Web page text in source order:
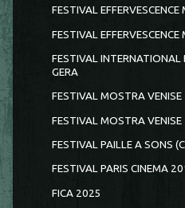
FESTIVAL
FESTIVAL
FESTIVAL INTERNATIONAL
GERA
FESTIVAL MOSTRA
FESTIVAL MOSTRA
FESTIVAL PAILLE A SONS
FESTIVAL PARIS CINEMA
FICA 2025